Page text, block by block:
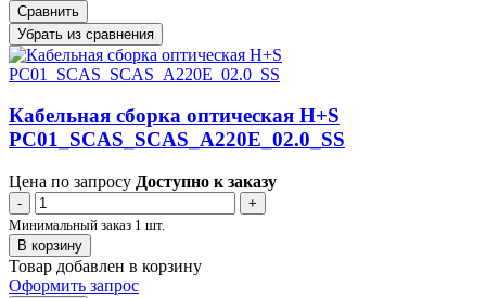
Сравнить
Убрать из сравнения
Кабельная сборка оптическая H+S
PC01_SCAS_SCAS_A220E_02.0_SS
Цена по запросу Доступно к заказу
-
+
Минимальный заказ 1 шт.
В корзину
Товар добавлен в корзину
Оформить запрос